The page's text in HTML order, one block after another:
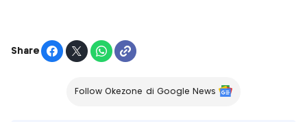
Share
Follow Okezone di Google News